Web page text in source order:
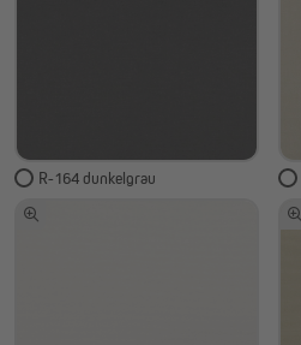
R-164 dunkelgrau